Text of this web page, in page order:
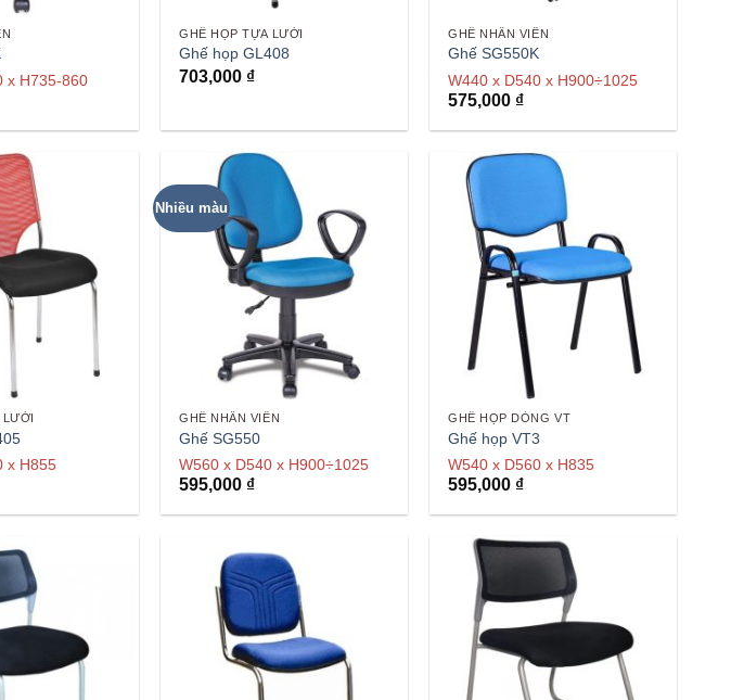
x H735-860
GHẾ HỌP TỰA LƯỚI
Ghế họp GL408
703,000 ₫
GHẾ NHÂN VIÊN
Ghế SG550K
W440 x D540 x H900÷1025
575,000 ₫
x H855
Nhiều màu
GHẾ NHÂN VIÊN
Ghế SG550
W560 x D540 x H900÷1025
595,000 ₫
GHẾ HỌP DÒNG VT
Ghế họp VT3
W540 x D560 x H835
595,000 ₫